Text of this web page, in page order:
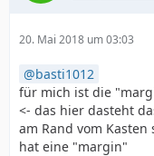
20. Mai 2018 um 03:03
basti1012
für mich ist die
<- das hier dasteht
am Rand vom
hat eine "margin"